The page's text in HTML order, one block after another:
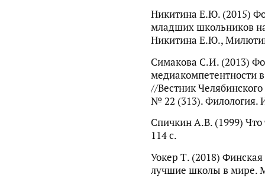
Никитина Е.Ю. (2015)
младших школьников
Никитина Е.Ю.,
Симакова С.И. (2013)
медиакомпетентности
//Вестник Челябинского
№ 22 (313). Филология.
Спичкин А.В. (1999) Что
114 с.
Уокер Т. (2018)
лучшие школы в мире.